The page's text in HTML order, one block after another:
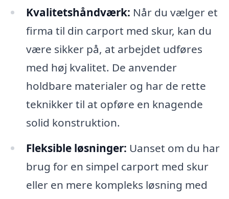
Kvalitetshåndværk: Når du vælger et
firma til din carport med skur, kan du
være sikker på, at arbejdet udføres
med høj kvalitet. De anvender
holdbare materialer og har de rette
teknikker til at opføre en knagende
solid konstruktion.
Fleksible løsninger: Uanset om du har
brug for en simpel carport med skur
eller en mere kompleks løsning med